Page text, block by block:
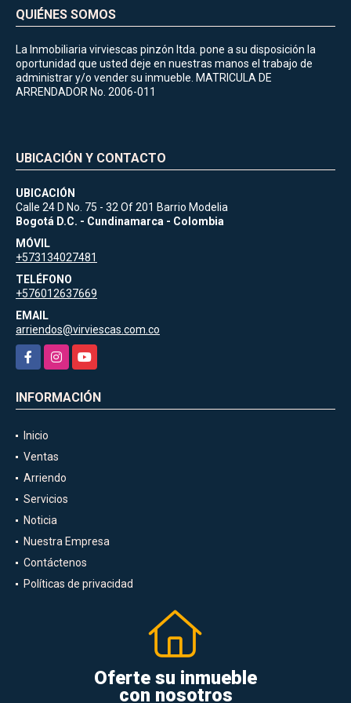
QUIÉNES SOMOS
La Inmobiliaria virviescas pinzón ltda. pone a su disposición la
oportunidad que usted deje en nuestras manos el trabajo de
administrar y/o vender su inmueble. MATRICULA DE
ARRENDADOR No. 2006-011
UBICACIÓN Y CONTACTO
UBICACIÓN
Calle 24 D No. 75 - 32 Of 201 Barrio Modelia
Bogotá D.C. - Cundinamarca - Colombia
MÓVIL
+573134027481
TELÉFONO
+576012637669
EMAIL
arriendos@virviescas.com.co
FacebookInstagramYouTube
INFORMACIÓN
Inicio
Ventas
Arriendo
Servicios
Noticia
Nuestra Empresa
Contáctenos
Políticas de privacidad
Oferte su inmueble
con nosotros